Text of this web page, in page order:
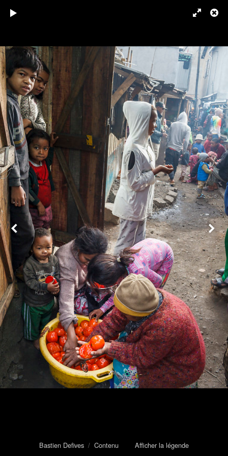
Bastien Defives / Contenu Afficher la légende